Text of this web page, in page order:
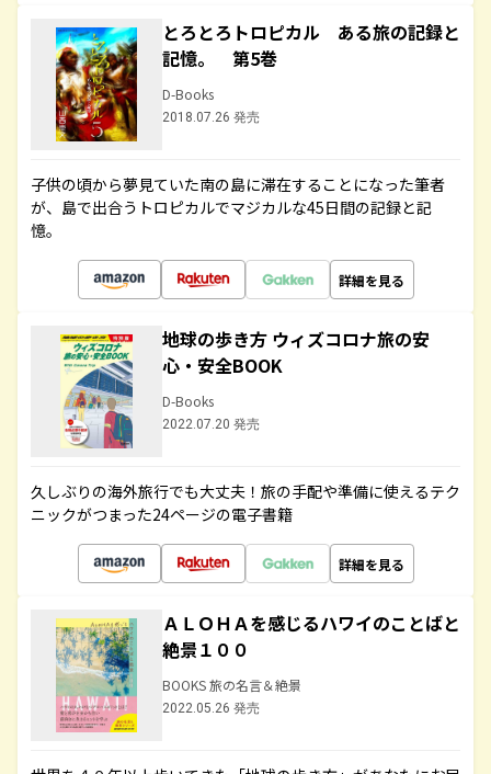
とろとろトロピカル ある旅の記録と
記憶。 第5巻
D-Books
2018.07.26 発売
子供の頃から夢見ていた南の島に滞在することになった筆者
が、島で出合うトロピカルでマジカルな45日間の記録と記
憶。
詳細を見る
地球の歩き方 ウィズコロナ旅の安
心・安全BOOK
D-Books
2022.07.20 発売
久しぶりの海外旅行でも大丈夫！旅の手配や準備に使えるテク
ニックがつまった24ページの電子書籍
詳細を見る
ＡＬＯＨＡを感じるハワイのことばと
絶景１００
BOOKS 旅の名言＆絶景
2022.05.26 発売